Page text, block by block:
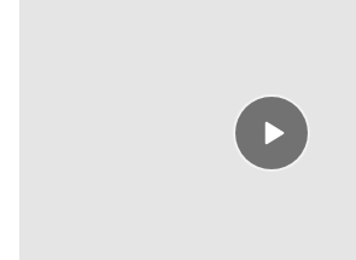
Episode
play
icon